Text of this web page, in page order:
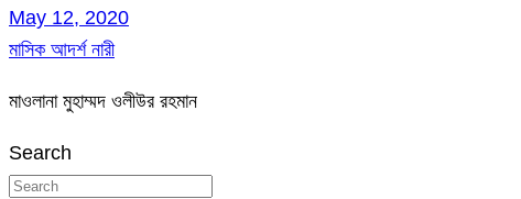
May 12, 2020
মাসিক আদর্শ নারী
মাওলানা মুহাম্মদ ওলীউর রহমান
Search